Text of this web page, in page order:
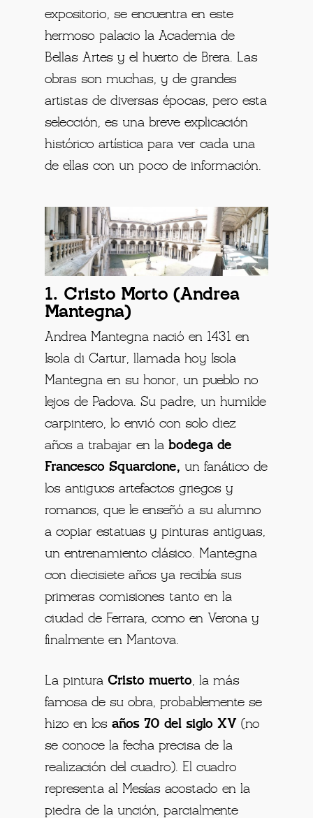
expositorio, se encuentra en este
hermoso palacio la Academia de
Bellas Artes y el huerto de Brera. Las
obras son muchas, y de grandes
artistas de diversas épocas, pero esta
selección, es una breve explicación
histórico artística para ver cada una
de ellas con un poco de información.
1. Cristo Morto (Andrea
Mantegna)
Andrea Mantegna nació en 1431 en
Isola di Cartur, llamada hoy Isola
Mantegna en su honor, un pueblo no
lejos de Padova. Su padre, un humilde
carpintero, lo envió con solo diez
años a trabajar en labodega de
Francesco Squarcione, un fanático de
los antiguos artefactos griegos y
romanos, que le enseñó a su alumno
a copiar estatuas y pinturas antiguas,
un entrenamiento clásico. Mantegna
con diecisiete años ya recibía sus
primeras comisiones tanto en la
ciudad de Ferrara, como en Verona y
finalmente en Mantova.
La pinturaCristo muerto , la más
famosa de su obra, probablemente se
hizo en losaños 70 del siglo XV(no
se conoce la fecha precisa de la
realización del cuadro). El cuadro
representa al Mesías acostado en la
piedra de la unción, parcialmente